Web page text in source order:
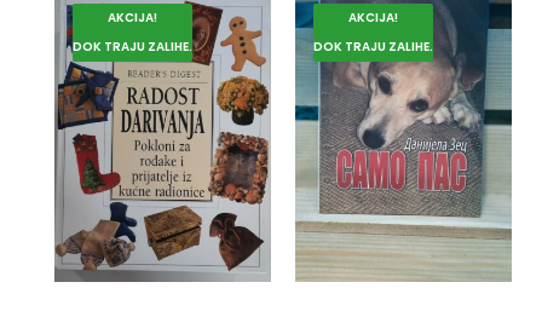
AKCIJA!
DOK TRAJU ZALIHE.
AKCIJA!
DOK TRAJU ZALIHE.